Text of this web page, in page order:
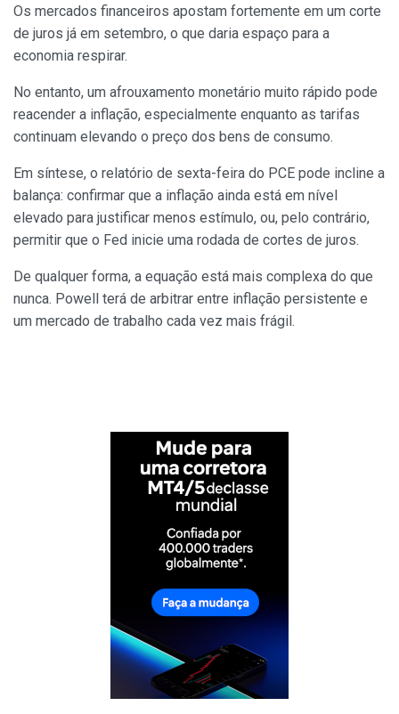
Os mercados financeiros apostam fortemente em um corte
de juros já em setembro, o que daria espaço para a
economia respirar.
No entanto, um afrouxamento monetário muito rápido pode
reacender a inflação, especialmente enquanto as tarifas
continuam elevando o preço dos bens de consumo.
Em síntese, o relatório de sexta-feira do PCE pode incline a
balança: confirmar que a inflação ainda está em nível
elevado para justificar menos estímulo, ou, pelo contrário,
permitir que o Fed inicie uma rodada de cortes de juros.
De qualquer forma, a equação está mais complexa do que
nunca. Powell terá de arbitrar entre inflação persistente e
um mercado de trabalho cada vez mais frágil.